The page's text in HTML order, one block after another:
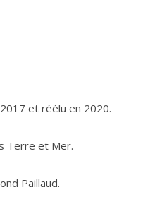
et réélu en 2020.
Terre et Mer.
Paillaud.